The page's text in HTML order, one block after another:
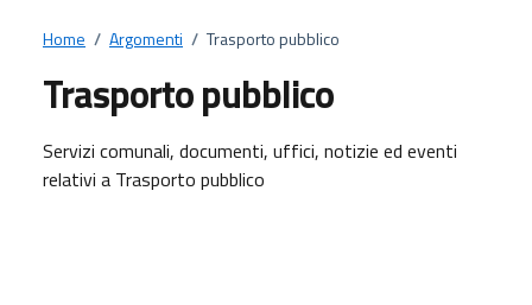
Home / Argomenti / Trasporto pubblico
Trasporto pubblico
Dettagli dell'argomento
Servizi comunali, documenti, uffici, notizie ed eventi
relativi a Trasporto pubblico